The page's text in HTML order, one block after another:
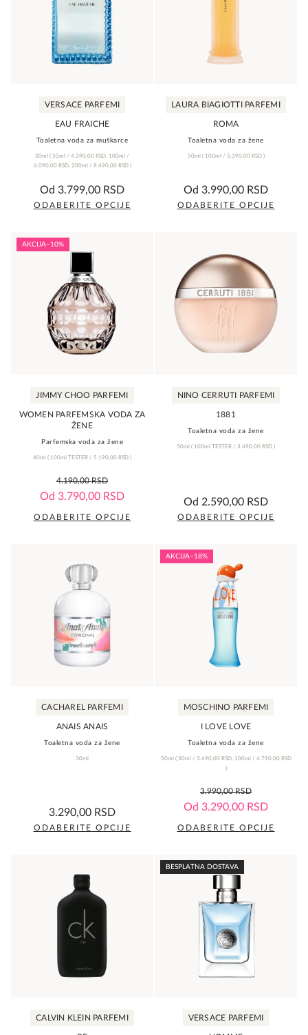
VERSACE PARFEMI
EAU FRAICHE
Toaletna voda za muškarce
30ml ( 50ml / 4.390,00 RSD, 100ml /
6.090,00 RSD, 200ml / 8.490,00 RSD)
0,0
rating
Od 3.799,00 RSD
ODABERITE OPCIJE
ima
više
varijanti.
Opcije
mogu
biti
stranici
proizvoda.
LAURA BIAGIOTTI PARFEMI
ROMA
Toaletna voda za žene
50ml ( 100ml / 5.390,00 RSD)
5,0
rating
Od 3.990,00 RSD
ODABERITE OPCIJE
ima
više
varijanti.
Opcije
mogu
biti
stranici
proizvoda.
AKCIJA−10%
JIMMY CHOO PARFEMI
WOMEN PARFEMSKA VODA ZA
ŽENE
Parfemska voda za žene
40ml ( 100ml TESTER / 5.190,00 RSD
0,0
rating
4.190,00RSD
Od 3.790,00 RSD
ODABERITE OPCIJE
ima
više
varijanti.
Opcije
mogu
biti
stranici
proizvoda.
NINO CERRUTI PARFEMI
1881
Toaletna voda za žene
50ml ( 100ml TESTER / 3.490,00 RSD
0,0
rating
Od 2.590,00 RSD
ODABERITE OPCIJE
ima
više
varijanti.
Opcije
mogu
biti
stranici
proizvoda.
CACHAREL PARFEMI
ANAIS ANAIS
Toaletna voda za žene
30ml
5,0
rating
3.290,00 RSD
ODABERITE OPCIJE
ima
više
varijanti.
Opcije
biti
stranici
AKCIJA−18%
MOSCHINO PARFEMI
I LOVE LOVE
Toaletna voda za žene
50ml ( 30ml / 3.490,00 RSD, 100ml / 4.790,00 RSD
0,0
rating
3.990,00RSD
Od 3.290,00 RSD
ODABERITE OPCIJE
proizvod
ima
više
varijanti.
Opcije
mogu
biti
stranici
CALVIN KLEIN PARFEMI
BESPLATNA DOSTAVA
VERSACE PARFEMI